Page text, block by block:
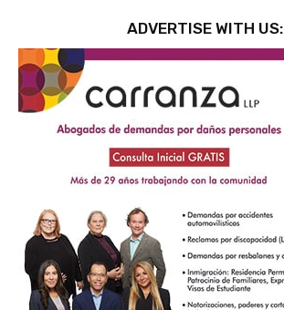
ADVERTISE WITH US: